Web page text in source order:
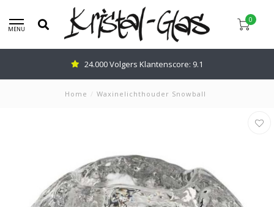
MENU
0
24.000 Volgers Klantenscore: 9.1
Home / Waxinelichthouder Snowball